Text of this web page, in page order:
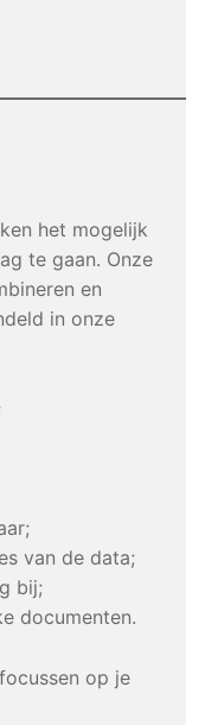
het mogelijk
te gaan. Onze
en
in onze
van de data;
bij;
documenten.
op je